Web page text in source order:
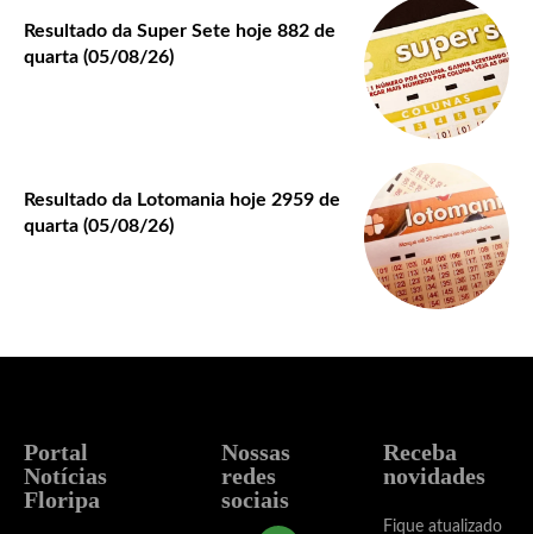
Resultado da Super Sete hoje 882 de
quarta (05/08/26)
Resultado da Lotomania hoje 2959 de
quarta (05/08/26)
Portal
Notícias
Floripa
Nossas
redes
sociais
Receba
novidades
Fique atualizado